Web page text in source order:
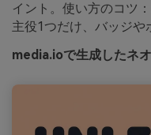
イント。使い方のコツ
主役1つだけ、バッジや
media.ioで生成したネ